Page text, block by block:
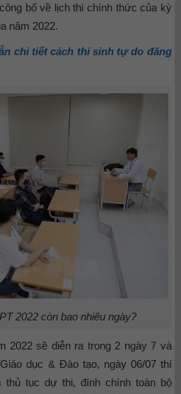
bố về lịch thi chính thức của kỳ
năm 2022.
chi tiết cách thí sinh tự do đăng
2022 còn bao nhiêu ngày?
2022 sẽ diễn ra trong 2 ngày 7 và
dục & Đào tạo, ngày 06/07 thí
thủ tục dự thi, đính chính toàn bộ